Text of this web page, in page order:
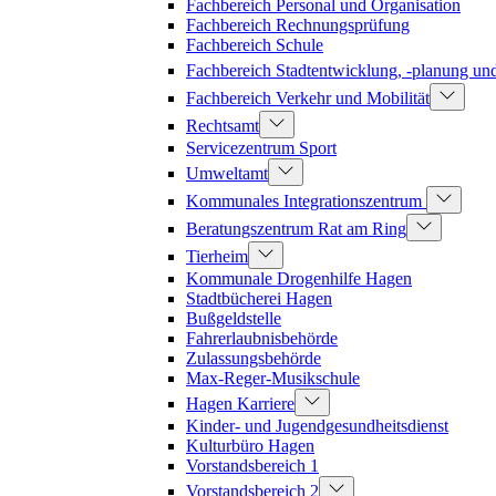
Fachbereich Personal und Organisation
Fachbereich Rechnungsprüfung
Fachbereich Schule
Fachbereich Stadtentwicklung, -planung
Fachbereich Verkehr und Mobilität
Rechtsamt
Servicezentrum Sport
Umweltamt
Kommunales Integrationszentrum
Beratungszentrum Rat am Ring
Tierheim
Kommunale Drogenhilfe Hagen
Stadtbücherei Hagen
Bußgeldstelle
Fahrerlaubnisbehörde
Zulassungsbehörde
Max-Reger-Musikschule
Hagen Karriere
Kinder- und Jugendgesundheitsdienst
Kulturbüro Hagen
Vorstandsbereich 1
Vorstandsbereich 2